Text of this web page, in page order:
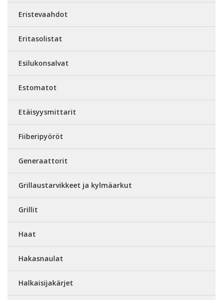
Eristevaahdot
Eritasolistat
Esilukonsalvat
Estomatot
Etäisyysmittarit
Fiiberipyöröt
Generaattorit
Grillaustarvikkeet ja kylmäarkut
Grillit
Haat
Hakasnaulat
Halkaisijakärjet